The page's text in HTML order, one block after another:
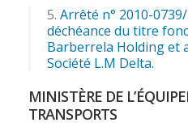
Arrêté n° 2010-
déchéance du titre
Barberrela Holding et
Société L.M Delta.
MINISTÈRE DE
TRANSPORTS